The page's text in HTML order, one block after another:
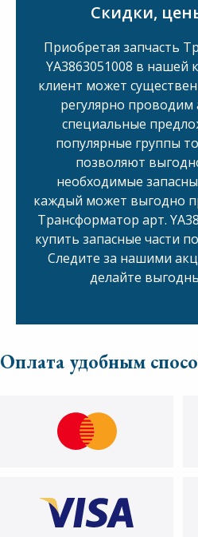
Скидки,
Приобретая запчасть
YA3863051008 в
клиент может
регулярно
специальные
популярные группы
позволяют
необходимые
каждый может выгодно
Трансформатор арт.
купить запасные части
Следите за нашими
делайте
Оплата удобным